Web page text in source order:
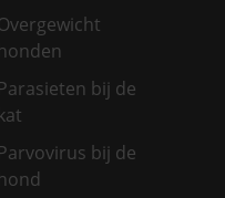
Parasieten bij de
Parvovirus bij de